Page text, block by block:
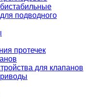
подводного
протечек
для клапанов